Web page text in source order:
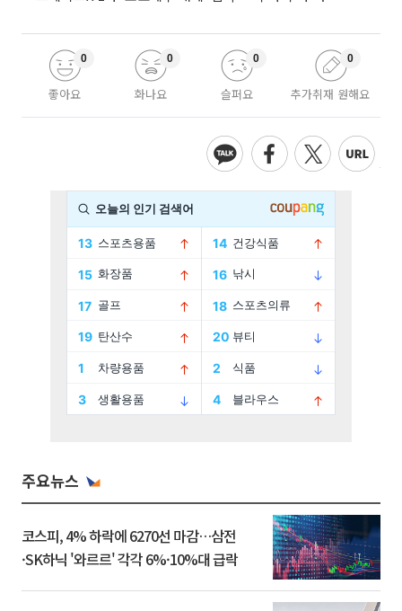
좋아요
0
화나요
0
슬퍼요
0
추가취재 원해요
0
주요뉴스
코스피, 4% 하락에 6270선 마감…삼전
·SK하닉 '와르르' 각각 6%·10%대 급락